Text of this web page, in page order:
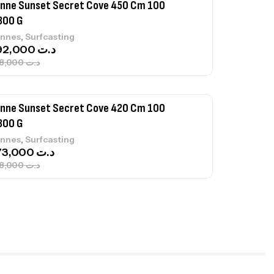
Sunset Secret Cove 450 Cm 100
G
, Surfcasting
د.ت768,000
د.ت
Sunset Secret Cove 420 Cm 100
G
, Surfcasting
د.ت748,000
د.ت